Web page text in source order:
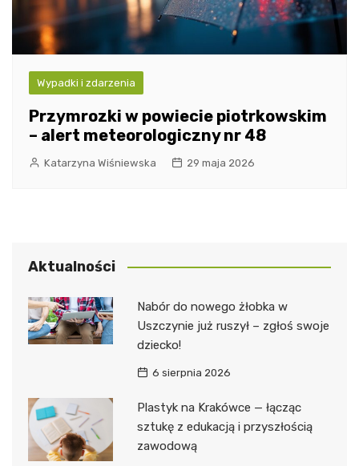
Wypadki i zdarzenia
Przymrozki w powiecie piotrkowskim
– alert meteorologiczny nr 48
Katarzyna Wiśniewska 29 maja 2026
Aktualności
Nabór do nowego żłobka w
Uszczynie już ruszył – zgłoś swoje
dziecko!
6 sierpnia 2026
Plastyk na Krakówce — łącząc
sztukę z edukacją i przyszłością
zawodową